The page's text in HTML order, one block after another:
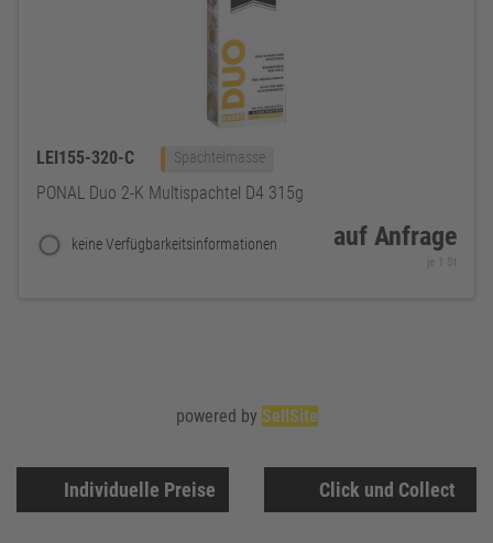
LEI155-320-C Spachtelmasse
PONAL Duo 2-K Multispachtel D4 315g
keine Verfügbarkeitsinformationen auf Anfrage
je 1 St
Individuelle Preise Click und Collect
powered by SellSite